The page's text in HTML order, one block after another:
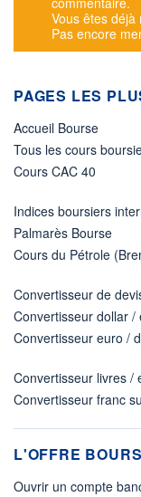
Vous êtes déjà
Pas encore
PAGES LES
Accueil Bourse
Tous les cours
Cours CAC 40
Indices boursiers
Palmarès Bourse
Cours du Pétrole
Convertisseur de
Convertisseur dollar /
Convertisseur euro /
Convertisseur livres /
Convertisseur franc
L'OFFRE
Ouvrir un compte